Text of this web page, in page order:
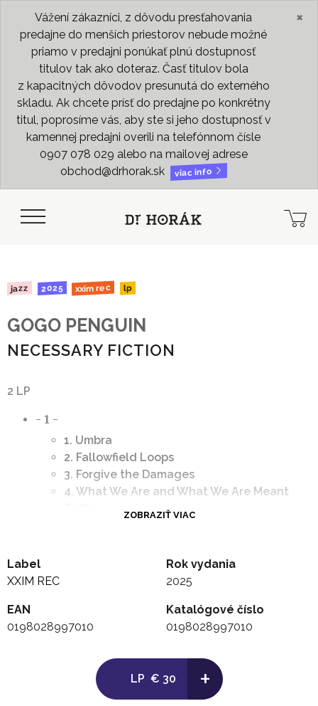
Vážení zákazníci, z dôvodu presťahovania
predajne do menších priestorov nebude možné
priamo v predajni ponúkať plnú dostupnosť
titulov tak ako doteraz. Časť titulov bola
z kapacitných dôvodov presunutá do externého
skladu. Ak chcete prísť do predajne po konkrétny
titul, poprosíme vás, aby ste si jeho dostupnosť v
kamennej predajni overili na telefónnom čísle
0907 078 029 alebo na mailovej adrese
obchod@drhorak.sk
viac info
×
jazz 2025 xxim rec lp
GOGO PENGUIN
NECESSARY FICTION
2 LP
- 1 -
1. Umbra
2. Fallowfield Loops
3. Forgive the Damages
4. What We Are and What We Are Meant
- 2 -
1. Living Bricks In Dead Mortar
3. Luminous Giants
4. Float
6. Silence Speaks
ZOBRAZIŤ VIAC
Label
XXIM REC
Rok vydania
2025
EAN
0198028997010
Katalógové číslo
0198028997010
LP € 30 +